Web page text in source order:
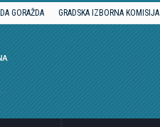
GORAŽDA GRADSKA IZBORNA KOMISIJA